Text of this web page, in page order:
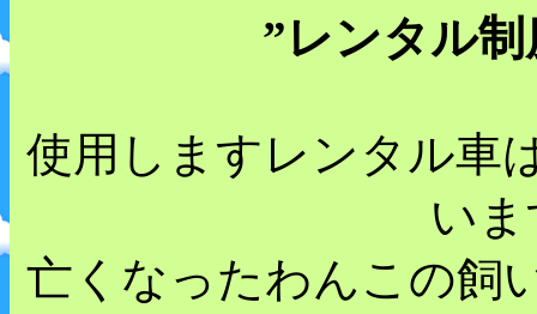
”レンタル
使用しますレンタル車
い
亡くなったわんこの飼